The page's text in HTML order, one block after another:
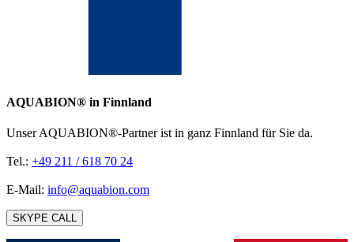
AQUABION®️ in Finnland
Unser AQUABION®-Partner ist in ganz Finnland für Sie da.
Tel.: +49 211 / 618 70 24
E-Mail: info@aquabion.com
SKYPE CALL